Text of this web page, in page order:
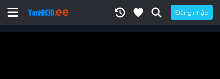
Đăng nhập